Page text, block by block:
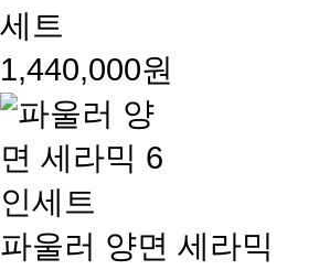
세트
1,440,000원
파울러 양면 세라믹